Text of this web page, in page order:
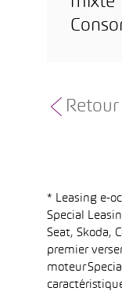
* Leasing e-
Special
Seat, Skoda,
premier
moteur